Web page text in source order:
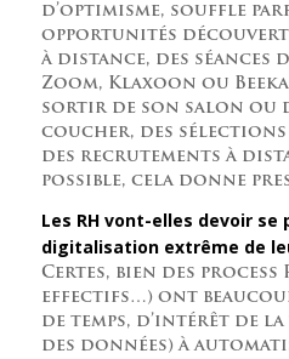
d’optimisme, souffle
opportunités
à distance, des séances
Zoom, Klaxoon ou
sortir de son salon ou
coucher, des
des recrutements à
possible, cela donne
Les RH vont-elles devoir se
digitalisation extrême de
Certes, bien des process
effectifs…) ont
de temps, d’intérêt de
des données) à